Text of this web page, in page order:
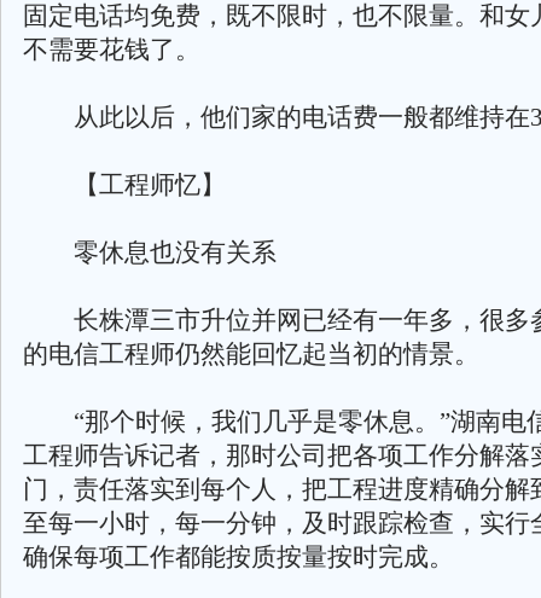
固定电话均免费，既不限时，也不限量。和女
不需要花钱了。
从此以后，他们家的电话费一般都维持在
【工程师忆】
零休息也没有关系
长株潭三市升位并网已经有一年多，很多
的电信工程师仍然能回忆起当初的情景。
“那个时候，我们几乎是零休息。”湖南电
工程师告诉记者，那时公司把各项工作分解落
门，责任落实到每个人，把工程进度精确分解
至每一小时，每一分钟，及时跟踪检查，实行
确保每项工作都能按质按量按时完成。